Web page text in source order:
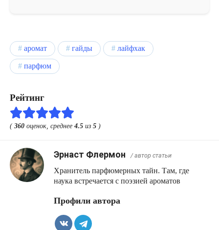
аромат гайды
лайфхак
парфюм
Рейтинг
(360 оценок, среднее 4.5 из 5 )
Эрнаст Флермон / автор статьи
Хранитель парфюмерных тайн. Там, где
наука встречается с поэзией ароматов
Профили автора